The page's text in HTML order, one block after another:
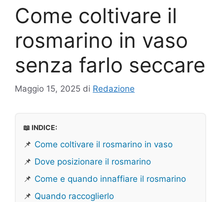
Come coltivare il
rosmarino in vaso
senza farlo seccare
Maggio 15, 2025 di Redazione
📖 INDICE:
📌 Come coltivare il rosmarino in vaso
📌 Dove posizionare il rosmarino
📌 Come e quando innaffiare il rosmarino
📌 Quando raccoglierlo